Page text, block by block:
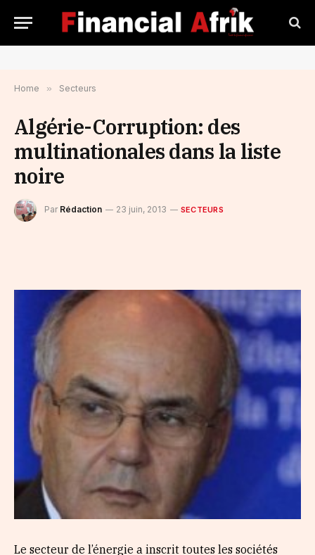
Home » Secteurs
Algérie-Corruption: des
multinationales dans la liste
noire
Par Rédaction 23 juin, 2013 SECTEURS
Le secteur de l’énergie a inscrit toutes les sociétés